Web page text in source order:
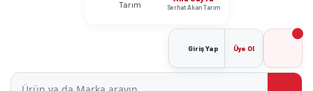
Serhat Akan Tarım
Giriş Yap Üye Ol